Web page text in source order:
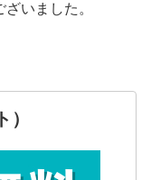
いました。